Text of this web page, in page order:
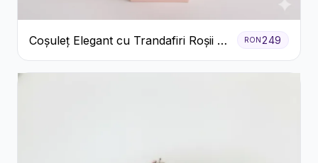
Coșuleț Elegant cu Trandafiri Roșii și
Lisianthus Alb
RON 249